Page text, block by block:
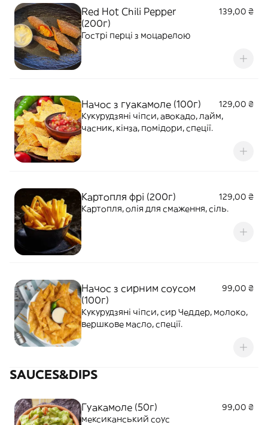
Red Hot Chili Pepper
(200г)
139,00 ₴
Гострі перці з моцарелою
Начос з гуакамоле (100г)
129,00 ₴
Кукурудзяні чіпси, авокадо, лайм,
часник, кінза, помідори, спеції.
Картопля фрі (200г)
129,00 ₴
Картопля, олія для смаження, сіль.
Начос з сирним соусом
(100г)
99,00 ₴
Кукурудзяні чіпси, сир Чеддер, молоко,
вершкове масло, спеції.
SAUCES&DIPS
Гуакамоле (50г)
99,00 ₴
мексиканський соус